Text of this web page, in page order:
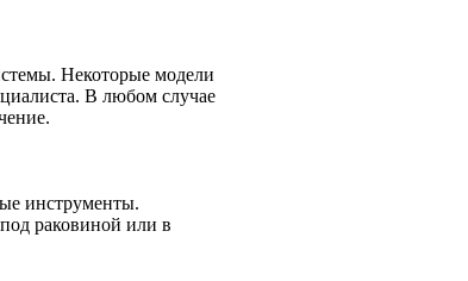
Некоторые модели
В любом случае
инструменты.
раковиной или в